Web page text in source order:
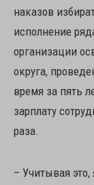
наказов
исполнение
организации
округа,
время за пять
зарплату
раза.
– Учитывая